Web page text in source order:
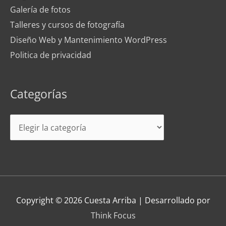
Galería de fotos
Talleres y cursos de fotografía
Diseño Web y Mantenimiento WordPress
Politica de privacidad
Categorías
Categorías
Copyright © 2026 Cuesta Arriba | Desarrollado por
Think Focus